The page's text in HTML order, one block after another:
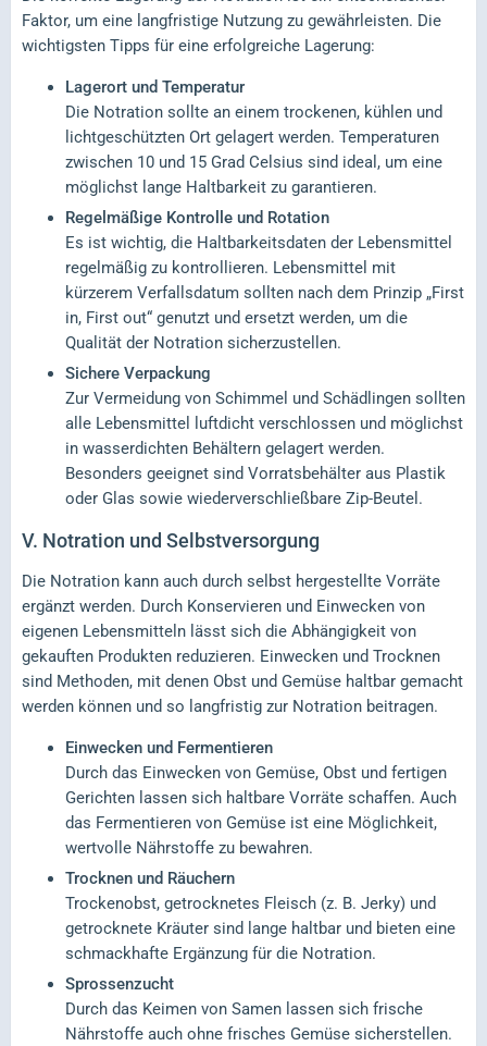
Faktor, um eine langfristige Nutzung zu gewährleisten. Die
wichtigsten Tipps für eine erfolgreiche Lagerung:
Lagerort und Temperatur
Die Notration sollte an einem trockenen, kühlen und
lichtgeschützten Ort gelagert werden. Temperaturen
zwischen 10 und 15 Grad Celsius sind ideal, um eine
möglichst lange Haltbarkeit zu garantieren.
Regelmäßige Kontrolle und Rotation
Es ist wichtig, die Haltbarkeitsdaten der Lebensmittel
regelmäßig zu kontrollieren. Lebensmittel mit
kürzerem Verfallsdatum sollten nach dem Prinzip „First
in, First out“ genutzt und ersetzt werden, um die
Qualität der Notration sicherzustellen.
Sichere Verpackung
Zur Vermeidung von Schimmel und Schädlingen sollten
alle Lebensmittel luftdicht verschlossen und möglichst
in wasserdichten Behältern gelagert werden.
Besonders geeignet sind Vorratsbehälter aus Plastik
oder Glas sowie wiederverschließbare Zip-Beutel.
V. Notration und Selbstversorgung
Die Notration kann auch durch selbst hergestellte Vorräte
ergänzt werden. Durch Konservieren und Einwecken von
eigenen Lebensmitteln lässt sich die Abhängigkeit von
gekauften Produkten reduzieren. Einwecken und Trocknen
sind Methoden, mit denen Obst und Gemüse haltbar gemacht
werden können und so langfristig zur Notration beitragen.
Einwecken und Fermentieren
Durch das Einwecken von Gemüse, Obst und fertigen
Gerichten lassen sich haltbare Vorräte schaffen. Auch
das Fermentieren von Gemüse ist eine Möglichkeit,
wertvolle Nährstoffe zu bewahren.
Trocknen und Räuchern
Trockenobst, getrocknetes Fleisch (z. B. Jerky) und
getrocknete Kräuter sind lange haltbar und bieten eine
schmackhafte Ergänzung für die Notration.
Sprossenzucht
Durch das Keimen von Samen lassen sich frische
Nährstoffe auch ohne frisches Gemüse sicherstellen.